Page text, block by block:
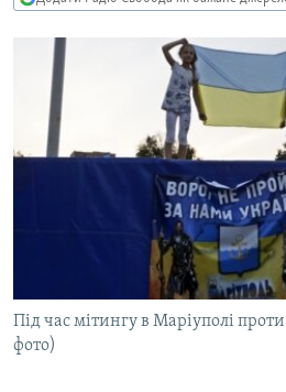
УКРАЇНА
СВІТ
СХЕМИ
ПРИАЗОВ’Я
КИТАЙ.ВИКЛИКИ
МУЛЬТИМЕДІА
РУС
Під час мітингу в Маріуполі проти
фото)